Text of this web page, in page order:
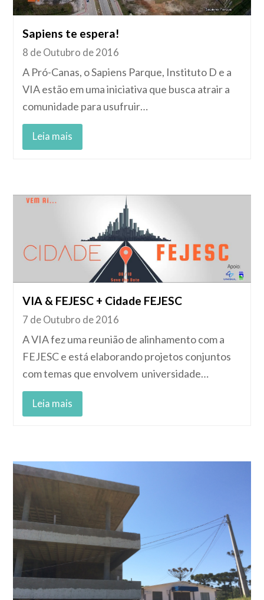
Sapiens te espera!
8 de Outubro de 2016
A Pró-Canas, o Sapiens Parque, Instituto D e a
VIA estão em uma iniciativa que busca atrair a
comunidade para usufruir…
Leia mais
VIA & FEJESC + Cidade FEJESC
7 de Outubro de 2016
A VIA fez uma reunião de alinhamento com a
FEJESC e está elaborando projetos conjuntos
com temas que envolvem universidade…
Leia mais